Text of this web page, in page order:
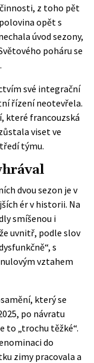
z toho pět
opět s
úvod sezony,
poháru se
své integrační
řízení neotevřela.
které francouzská
viset ve
týmu.
dvou sezon je v
ér v historii. Na
smíšenou i
uvnitř, podle slov
s
vztahem
který se
po návratu
to „trochu těžké“.
do
zimy pracovala a